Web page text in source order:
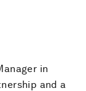
in
and a